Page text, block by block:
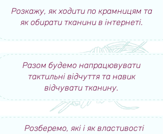
Розкажу, як ходити по крамницям та
як обирати тканини в інтернеті.
Разом будемо напрацювувати
тактильні відчуття та навик
відчувати тканину.
Розберемо, які і як властивості